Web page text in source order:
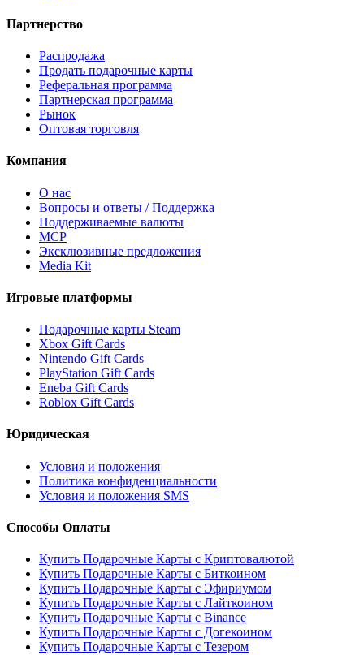
Партнерство
Распродажа
Продать подарочные карты
Реферальная программа
Партнерская программа
Рынок
Оптовая торговля
Компания
О нас
Вопросы и ответы / Поддержка
Поддерживаемые валюты
MCP
Эксклюзивные предложения
Media Kit
Игровые платформы
Подарочные карты Steam
Xbox Gift Cards
Nintendo Gift Cards
PlayStation Gift Cards
Eneba Gift Cards
Roblox Gift Cards
Юридическая
Условия и положения
Политика конфиденциальности
Условия и положения SMS
Способы Оплаты
Купить Подарочные Карты с Криптовалютой
Купить Подарочные Карты с Биткоином
Купить Подарочные Карты с Эфириумом
Купить Подарочные Карты с Лайткоином
Купить Подарочные Карты с Binance
Купить Подарочные Карты с Догекоином
Купить Подарочные Карты с Тезером